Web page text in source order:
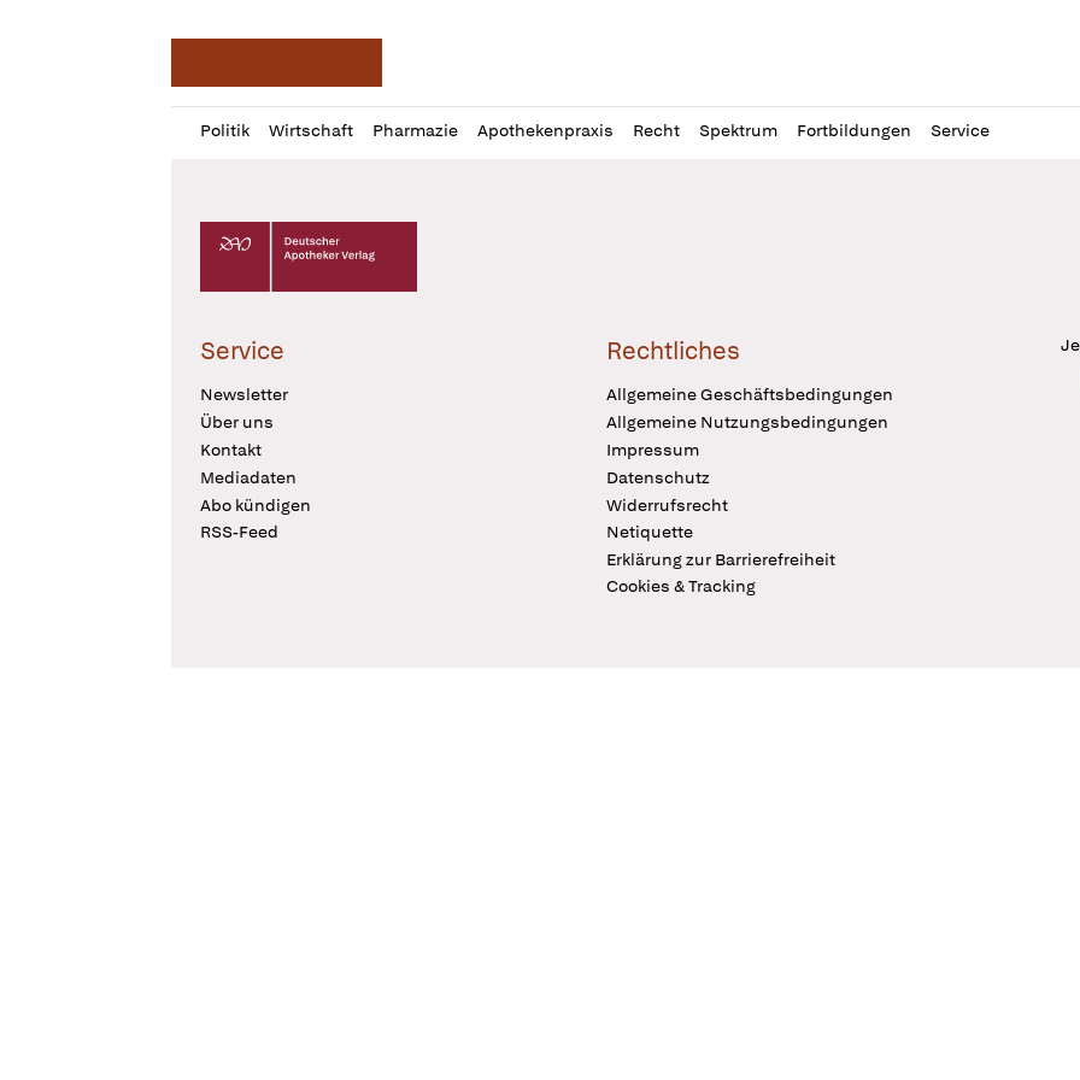
Politik Wirtschaft Pharmazie Apothekenpraxis Recht Spektrum Fortbildungen Service
Profil
öffnen
Daz
Pur
Deutscher Apotheker Verlag Logo
Service
Newsletter
Über uns
Kontakt
Mediadaten
Abo kündigen
RSS-Feed
Rechtliches
Allgemeine Geschäftsbedingungen
Allgemeine Nutzungsbedingungen
Impressum
Datenschutz
Widerrufsrecht
Netiquette
Erklärung zur Barrierefreiheit
Cookies & Tracking